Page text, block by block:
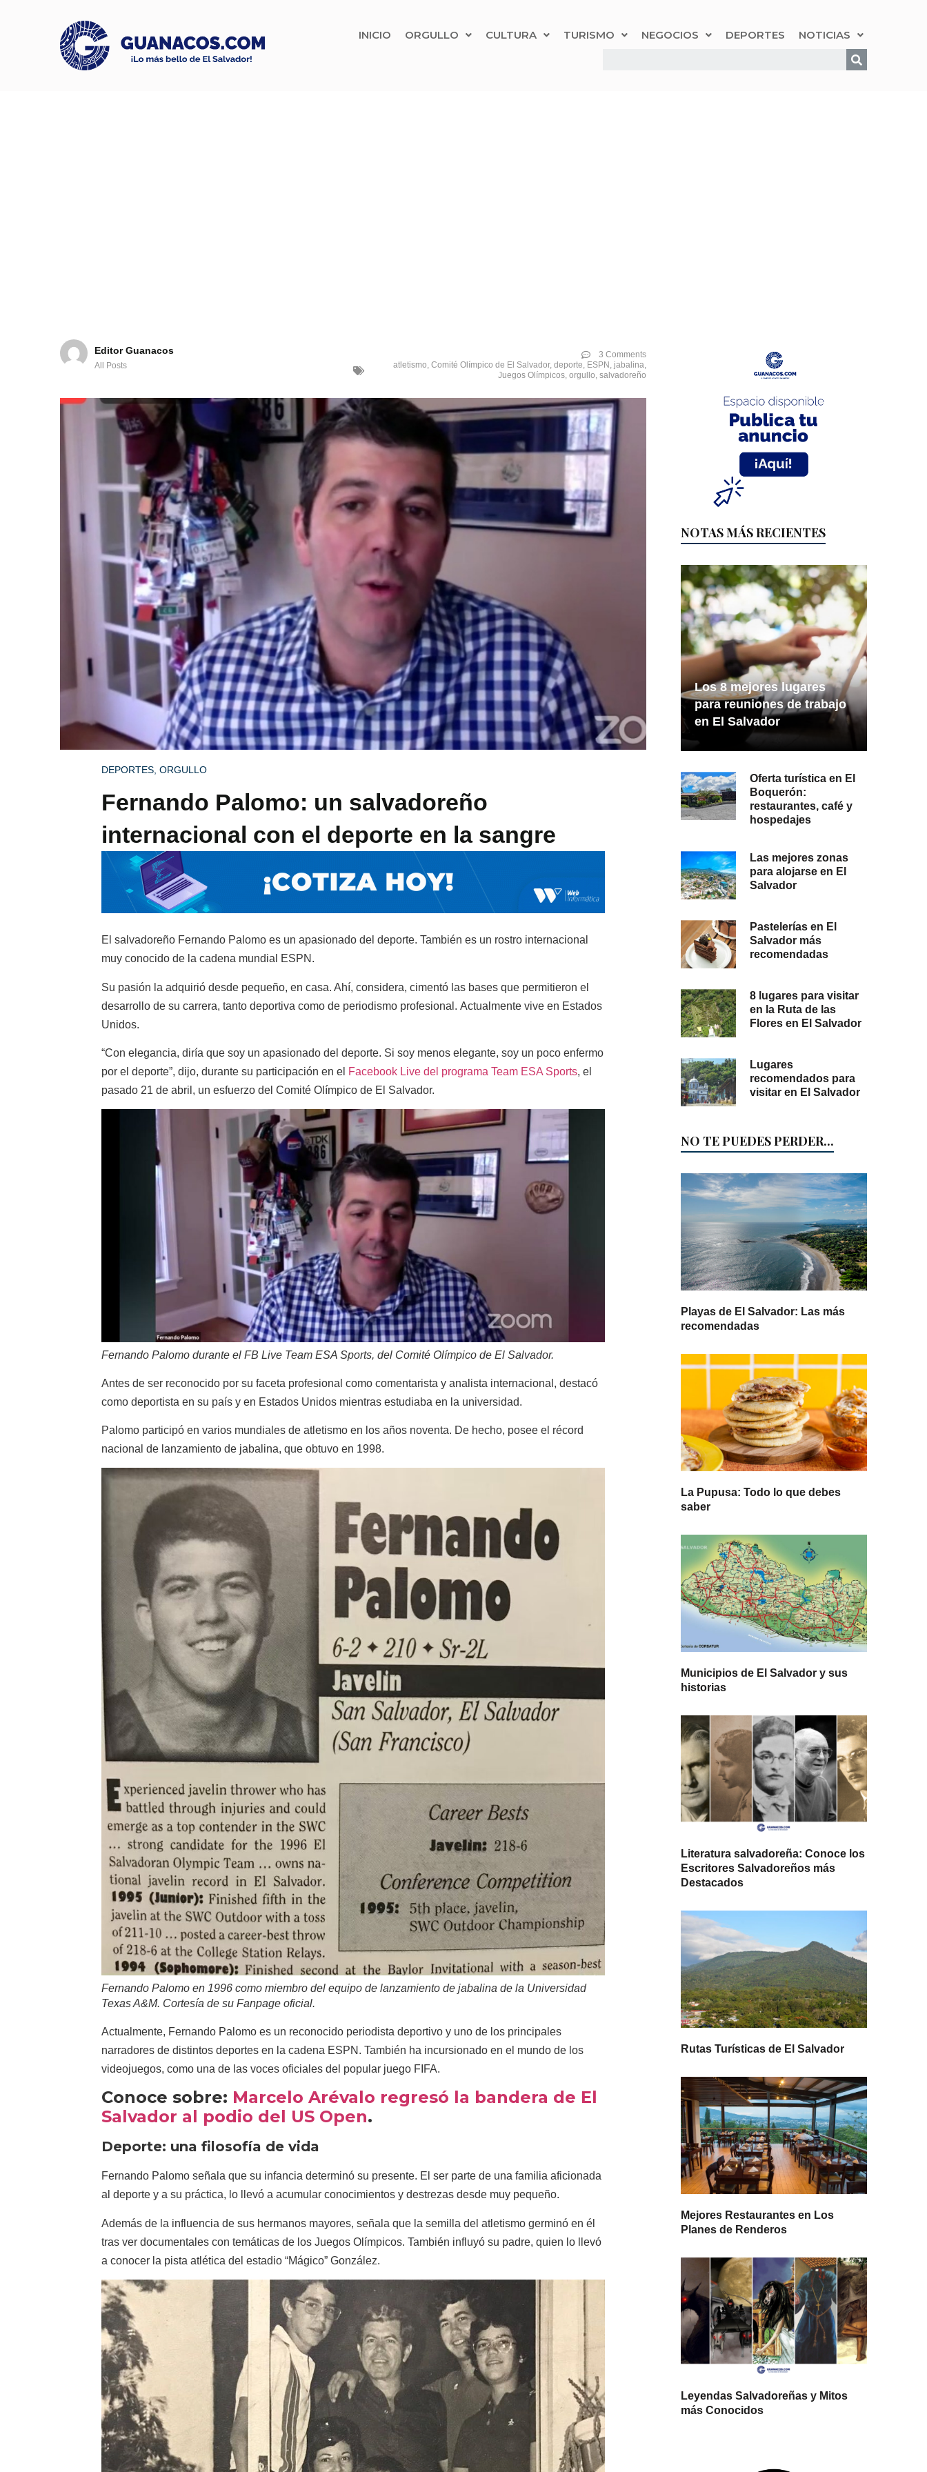
INICIO ORGULLO CULTURA TURISMO NEGOCIOS DEPORTES NOTICIAS
Editor Guanacos
All Posts
3 Comments
atletismo, Comité Olímpico de El Salvador, deporte, ESPN , jabalina,
Juegos Olímpicos, orgullo, salvadoreño
DEPORTES ORGULLO
Fernando Palomo: un salvadoreño
internacional con el deporte en la sangre
El salvadoreño Fernando Palomo es un apasionado del deporte. También es un rostro internacional
muy conocido de la cadena mundial ESPN.
Su pasión la adquirió desde pequeño, en casa. Ahí, considera, cimentó las bases que permitieron el
desarrollo de su carrera, tanto deportiva como de periodismo profesional. Actualmente vive en Estados
Unidos.
“Con elegancia, diría que soy un apasionado del deporte. Si soy menos elegante, soy un poco enfermo
por el deporte”, dijo, durante su participación en el Facebook Live del programa Team ESA Sports, el
pasado 21 de abril, un esfuerzo del Comité Olímpico de El Salvador.
Fernando Palomo durante el FB Live Team ESA Sports, del Comité Olímpico de El Salvador.
Antes de ser reconocido por su faceta profesional como comentarista y analista internacional, destacó
como deportista en su país y en Estados Unidos mientras estudiaba en la universidad.
Palomo participó en varios mundiales de atletismo en los años noventa. De hecho, posee el récord
nacional de lanzamiento de jabalina, que obtuvo en 1998.
Fernando Palomo en 1996 como miembro del equipo de lanzamiento de jabalina de la Universidad
Texas A&M. Cortesía de su Fanpage oficial.
Actualmente, Fernando Palomo es un reconocido periodista deportivo y uno de los principales
narradores de distintos deportes en la cadena ESPN. También ha incursionado en el mundo de los
videojuegos, como una de las voces oficiales del popular juego FIFA.
Conoce sobre: Marcelo Arévalo regresó la bandera de El
Salvador al podio del US Open.
Deporte: una filosofía de vida
Fernando Palomo señala que su infancia determinó su presente. El ser parte de una familia aficionada
al deporte y a su práctica, lo llevó a acumular conocimientos y destrezas desde muy pequeño.
Además de la influencia de sus hermanos mayores, señala que la semilla del atletismo germinó en él
tras ver documentales con temáticas de los Juegos Olímpicos. También influyó su padre, quien lo llevó
a conocer la pista atlética del estadio “Mágico” González.
NOTAS MÁS RECIENTES
Los 8 mejores lugares
para reuniones de trabajo
en El Salvador
Oferta turística en El
Boquerón:
restaurantes, café y
hospedajes
Las mejores zonas
para alojarse en El
Salvador
Pastelerías en El
Salvador más
recomendadas
8 lugares para visitar
en la Ruta de las
Flores en El Salvador
Lugares
recomendados para
visitar en El Salvador
NO TE PUEDES PERDER...
Playas de El Salvador: Las más
recomendadas
La Pupusa: Todo lo que debes
saber
Municipios de El Salvador y sus
historias
Literatura salvadoreña: Conoce los
Escritores Salvadoreños más
Destacados
Rutas Turísticas de El Salvador
Mejores Restaurantes en Los
Planes de Renderos
Leyendas Salvadoreñas y Mitos
más Conocidos